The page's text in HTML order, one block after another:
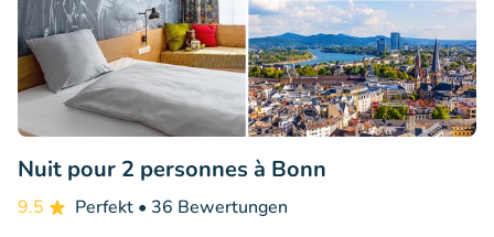
Nuit pour 2 personnes à Bonn
9.5 Perfekt • 36 Bewertungen